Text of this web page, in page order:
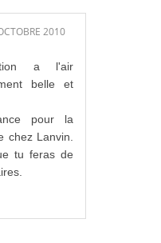
2010
a l'air
belle et
pour la
chez Lanvin.
tu feras de